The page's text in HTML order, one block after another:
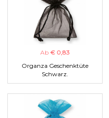
Ab € 0,83
Organza Geschenktüte
Schwarz.